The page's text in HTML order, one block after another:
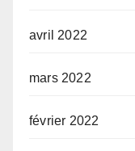
avril 2022
mars 2022
février 2022